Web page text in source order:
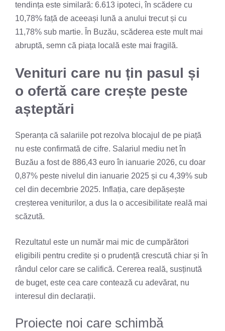
tendința este similară: 6.613 ipoteci, în scădere cu
10,78% față de aceeași lună a anului trecut și cu
11,78% sub martie. În Buzău, scăderea este mult mai
abruptă, semn că piața locală este mai fragilă.
Venituri care nu țin pasul și
o ofertă care crește peste
așteptări
Speranța că salariile pot rezolva blocajul de pe piață
nu este confirmată de cifre. Salariul mediu net în
Buzău a fost de 886,43 euro în ianuarie 2026, cu doar
0,87% peste nivelul din ianuarie 2025 și cu 4,39% sub
cel din decembrie 2025. Inflația, care depășește
creșterea veniturilor, a dus la o accesibilitate reală mai
scăzută.
Rezultatul este un număr mai mic de cumpărători
eligibili pentru credite și o prudență crescută chiar și în
rândul celor care se califică. Cererea reală, susținută
de buget, este cea care contează cu adevărat, nu
interesul din declarații.
Proiecte noi care schimbă